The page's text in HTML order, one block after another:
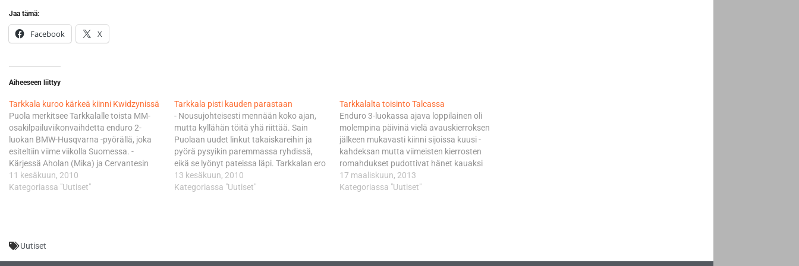
Jaa tämä:
Facebook X
Aiheeseen liittyy
Tarkkala kuroo kärkeä kiinni Kwidzynissä
Puola merkitsee Tarkkalalle toista MM-
osakilpailuviikonvaihdetta enduro 2-
luokan BMW-Husqvarna -pyörällä, joka
esiteltiin viime viikolla Suomessa. -
Kärjessä Aholan (Mika) ja Cervantesin
(Ivan) vauhtiin muilla ei tunnu olevan
asiaa, mutta sen jälkeen tuloslistoilla
11 kesäkuun, 2010
Kategoriassa "Uutiset"
Tarkkala pisti kauden parastaan
- Nousujohteisesti mennään koko ajan,
mutta kyllähän töitä yhä riittää. Sain
Puolaan uudet linkut takaiskareihin ja
pyörä pysyikin paremmassa ryhdissä,
eikä se lyönyt pateissa läpi. Tarkkalan ero
luokkakärkeen, eli MM-sarjaa johtavaan
Mika Aholaan oli 4.04 minuuttia. - Kisa
13 kesäkuun, 2010
Kategoriassa "Uutiset"
Tarkkalalta toisinto Talcassa
Enduro 3-luokassa ajava loppilainen oli
molempina päivinä vielä avauskierroksen
jälkeen mukavasti kiinni sijoissa kuusi -
kahdeksan mutta viimeisten kierrosten
romahdukset pudottivat hänet kauaksi
kärjestä. - Lauantaina ensimmäinen
kierros sujui suhteellisen varovaisesti,
17 maaliskuun, 2013
Kategoriassa "Uutiset"
Uutiset